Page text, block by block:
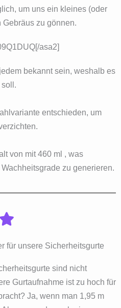
um uns ein kleines (oder
zu gönnen.
asa2]
bekannt sein, weshalb es
entschieden, um
von mit 460 ml , was
zu generieren.
für unsere Sicherheitsgurte
sind nicht
Gurtaufnahme ist zu hoch für
Ja, wenn man 1,95 m